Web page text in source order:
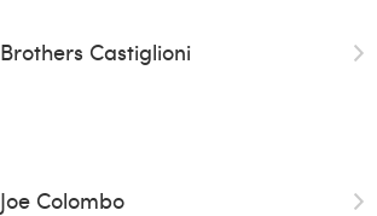
Brothers Castiglioni
Joe Colombo